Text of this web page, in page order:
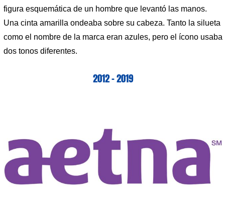
figura esquemática de un hombre que levantó las manos.
Una cinta amarilla ondeaba sobre su cabeza. Tanto la silueta
como el nombre de la marca eran azules, pero el ícono usaba
dos tonos diferentes.
2012 – 2019